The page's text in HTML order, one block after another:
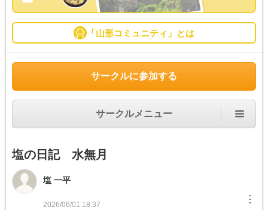
「山形コミュニティ」とは
サークルに参加する
サークルメニュー
塩の日記 水無月
塩 一平
2026/06/01 18:37 ︙